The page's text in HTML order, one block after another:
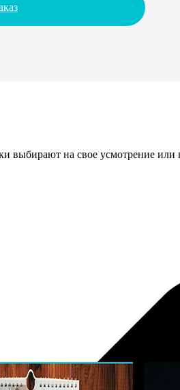
на свое усмотрение или